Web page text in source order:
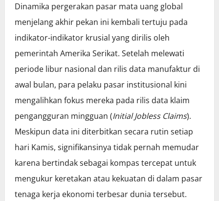
Dinamika pergerakan pasar mata uang global
menjelang akhir pekan ini kembali tertuju pada
indikator-indikator krusial yang dirilis oleh
pemerintah Amerika Serikat. Setelah melewati
periode libur nasional dan rilis data manufaktur di
awal bulan, para pelaku pasar institusional kini
mengalihkan fokus mereka pada rilis data klaim
pengangguran mingguan (Initial Jobless Claims).
Meskipun data ini diterbitkan secara rutin setiap
hari Kamis, signifikansinya tidak pernah memudar
karena bertindak sebagai kompas tercepat untuk
mengukur keretakan atau kekuatan di dalam pasar
tenaga kerja ekonomi terbesar dunia tersebut.